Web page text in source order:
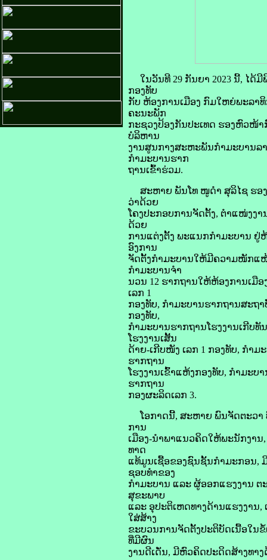
ໃນວັນທີ 29 ກັນຍາ 2023 ນີ້, ໄດ້
ກອງທັບ
ກັບ ຫ້ອງການເມືອງ ກົມໃຫຍ່ພະລາ
ຄະນະພັກ
ກະຊວງປ້ອງກັນປະເທດ ຮອງຫົວໜ້
ບໍລິຫານ
ງານສູນກາງສະຫະພັນກຳມະບານລ
ກຳມະບານຮາກ
ຖານເຂົ້າຮ່ວມ.
ສະຫາຍ ພັນໂທ ໜູດຳ ສຸລິໄຊ ຮອ
ວ່າດ້ວຍ
ໂຄງປະກອບການຈັດຕັ້ງ, ຕຳແໜ່ງງ
ດ້ວຍ
ການແຕ່ງຕັ້ງ ພະແນກກຳມະບານ ຢູ່
ອົງການ
ຈັດຕັ້ງກຳມະບານໃຫ້ມີຄວາມໜັກແ
ກຳມະບານຈຳ
ນວນ 12 ຮາກຖານໃຫ້ຫ້ອງການເມື
ເລກ 1
ກອງທັບ, ກຳມະບານຮາກຖານສະຖ
ກອງທັບ,
ກຳມະບານຮາກຖານໂຮງງານເກີບ
ໂຮງງານເສັ້ນ
ດ້າຍ-ເກີບໜັງ ເລກ 1 ກອງທັບ, ກຳ
ຮາກຖານ
ໂຮງງານເຂົ້າແຫ້ງກອງທັບ, ກຳມະ
ຮາກຖານ
ກອງຜະລິດເລກ 3.
ໂອກາດນີ້, ສະຫາຍ ພົນຈັດຕະວາ
ການ
ເມືອງ-ນຳພາແນວຄິດໃຫ້ພະນັກງ
ທາດ
ແທ້ມູນເຊື້ອຂອງຊົນຊັ້ນກຳມະກອນ,
ຊອບທຳຂອງ
ກຳມະບານ ແລະ ຜູ້ອອກແຮງງານ
ສຸຂະພາບ
ແລະ ອຸປະຕິເຫດທາງດ້ານແຮງງາ
ໃສ່ສ້າງ
ຂະບວນການຈັດຕັ້ງປະຕິບັດເນື້ອໃນ
ທີ່ມີຜົນ
ງານດີເດັ່ນ, ມີຫົວຄິດປະດິດສ້າງທາ